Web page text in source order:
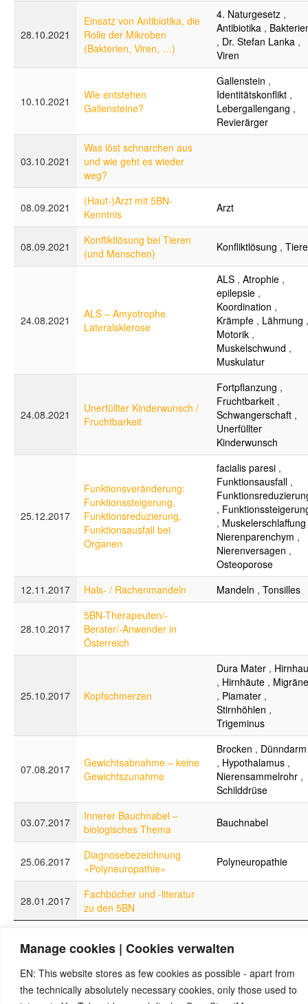
Manage cookies | Cookies verwalten
EN: This website stores as few cookies as possible - apart from
the technically absolutely necessary cookies, only those used to
28.10.2021
Einsatz von Antibiotika, die
Rolle der Mikroben
(Bakterien, Viren, …)
4. Naturgesetz ,
Antibiotika ,
, Dr. Stefan Lanka ,
Viren
10.10.2021
Wie entstehen
Gallensteine?
Gallenstein ,
Identitätskonflikt ,
Lebergallengang ,
Revierärger
03.10.2021
Was löst schnarchen aus
und wie geht es wieder
weg?
08.09.2021
(Haut-)Arzt mit 5BN-
Kenntnis
Arzt
08.09.2021
Konfliktlösung bei Tieren
(und Menschen)
Konfliktlösung , Tiere
24.08.2021
ALS – Amyotrophe
Lateralsklerose
ALS , Atrophie ,
epilepsie ,
Koordination ,
Krämpfe , Lähmung ,
Motorik ,
Muskelschwund ,
Muskulatur
24.08.2021
Unerfüllter Kinderwunsch /
Fruchtbarkeit
Fortpflanzung ,
Fruchtbarkeit ,
Schwangerschaft ,
Unerfüllter
Kinderwunsch
25.12.2017
Funktionsveränderung:
Funktionssteigerung,
Funktionsreduzierung,
Funktionsausfall bei
Organen
facialis paresi ,
Funktionsausfall ,
,
, Muskelerschlaffung
Nierenparenchym ,
Nierenversagen ,
Osteoporose
12.11.2017
Hals- / Rachenmandeln Mandeln , Tonsilles
28.10.2017
5BN-Therapeuten/-
Berater/-Anwender in
Österreich
25.10.2017 Kopfschmerzen
Dura Mater ,
, Hirnhäute , Migräne
, Piamater ,
Stirnhöhlen ,
Trigeminus
07.08.2017
Gewichtsabnahme – keine
Gewichtszunahme
Brocken , Dünndarm
, Hypothalamus ,
Nierensammelrohr ,
Schilddrüse
03.07.2017
Innerer Bauchnabel –
biologisches Thema
Bauchnabel
25.06.2017
Diagnosebezeichnung
«Polyneuropathie»
Polyneuropathie
28.01.2017
Fachbücher und -literatur
zu den 5BN